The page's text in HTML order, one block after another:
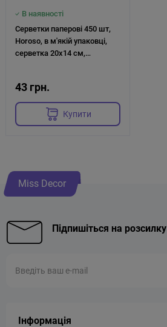
В наявності
Серветки паперові 450 шт,
Horoso, в м'якій упаковці,
серветка 20х14 см,
43 грн.
Купити
Miss Decor
Підпишіться на розсилку
Інформація